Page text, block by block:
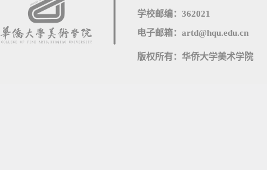
学校邮编：362021
电子邮箱：artd@hqu.edu.cn
版权所有：华侨大学美术学